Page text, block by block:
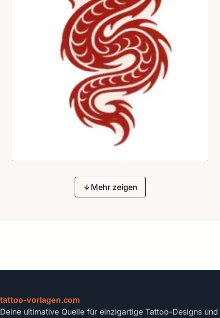
Mehr zeigen
tattoo-vorlagen.com
Deine ultimative Quelle für einzigartige Tattoo-Designs und